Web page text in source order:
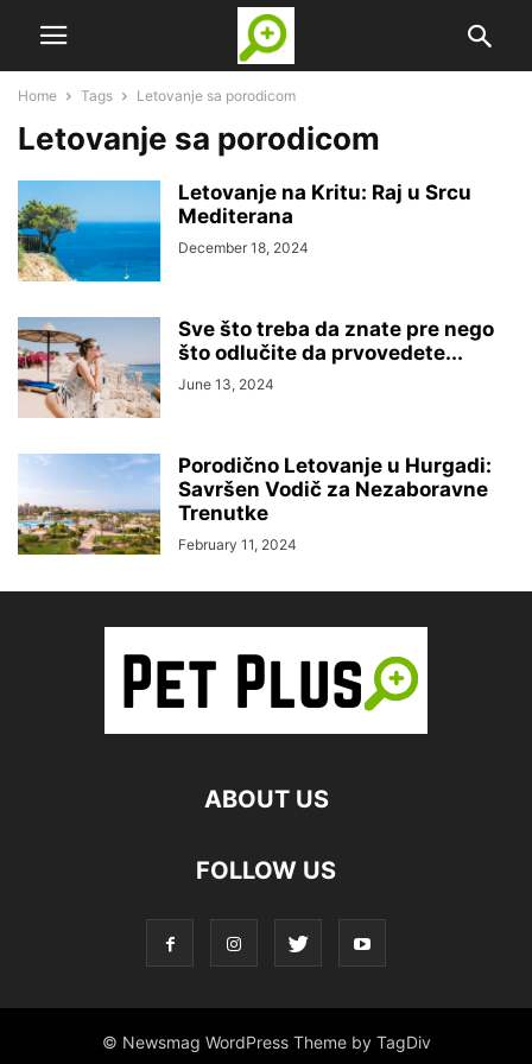
Home Tags Letovanje sa porodicom
Letovanje sa porodicom
Letovanje na Kritu: Raj u Srcu
Mediterana
December 18, 2024
Sve što treba da znate pre nego
što odlučite da prvovedete...
June 13, 2024
Porodično Letovanje u Hurgadi:
Savršen Vodič za Nezaboravne
Trenutke
February 11, 2024
ABOUT US
FOLLOW US
© Newsmag WordPress Theme by TagDiv